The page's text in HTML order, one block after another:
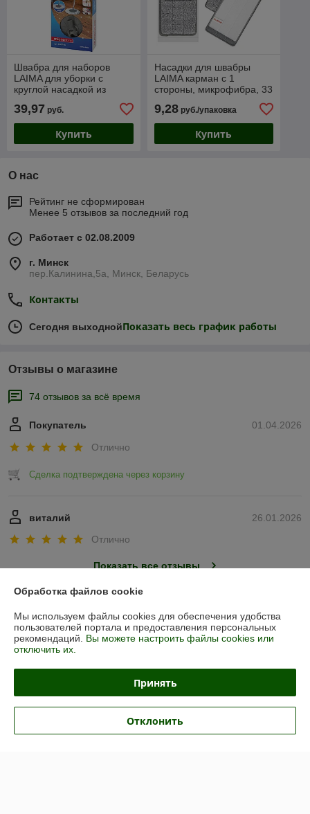
Швабра для наборов
LAIMA для уборки с
круглой насадкой из
130 см
39,97 руб.
Купить
Насадки для швабры
LAIMA карман с 1
стороны, микрофибра, 33
9,28руб./упаковка
Купить
О нас
Рейтинг не сформирован
Менее 5 отзывов за последний год
Работает с 02.08.2009
г. Минск
пер.Калинина,5а, Минск, Беларусь
Контакты
Сегодня выходнойПоказать весь график работы
Отзывы о магазине
74 отзывов за всё время
01.04.2026
Покупатель
Отлично
Сделка подтверждена через корзину
26.01.2026
виталий
Отлично
Показать все отзывы
О нас
Контакты
График работы
Обработка файлов cookie
Мы используем файлы cookies для обеспечения удобства
пользователей портала и предоставления персональных
рекомендаций. Вы можете настроить файлы cookies или
отключить их.
Принять
Отклонить